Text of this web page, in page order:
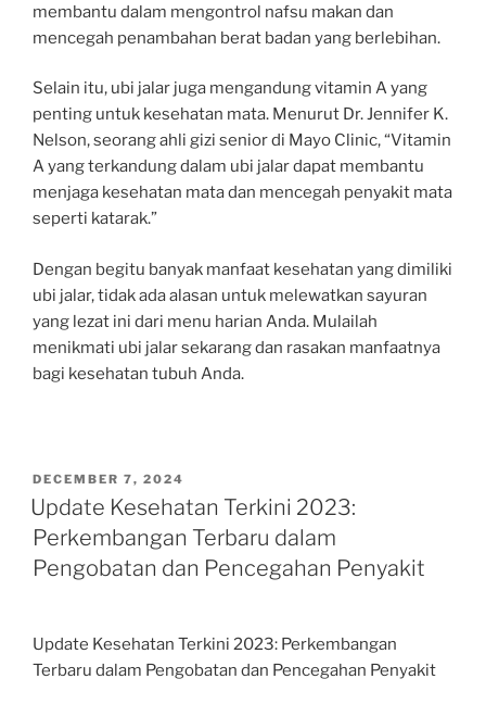
membantu dalam mengontrol nafsu makan dan
mencegah penambahan berat badan yang berlebihan.
Selain itu, ubi jalar juga mengandung vitamin A yang
penting untuk kesehatan mata. Menurut Dr. Jennifer K.
Nelson, seorang ahli gizi senior di Mayo Clinic, “Vitamin
A yang terkandung dalam ubi jalar dapat membantu
menjaga kesehatan mata dan mencegah penyakit mata
seperti katarak.”
Dengan begitu banyak manfaat kesehatan yang dimiliki
ubi jalar, tidak ada alasan untuk melewatkan sayuran
yang lezat ini dari menu harian Anda. Mulailah
menikmati ubi jalar sekarang dan rasakan manfaatnya
bagi kesehatan tubuh Anda.
POSTED
ON
DECEMBER 7, 2024
Update Kesehatan Terkini 2023:
Perkembangan Terbaru dalam
Pengobatan dan Pencegahan Penyakit
Update Kesehatan Terkini 2023: Perkembangan
Terbaru dalam Pengobatan dan Pencegahan Penyakit